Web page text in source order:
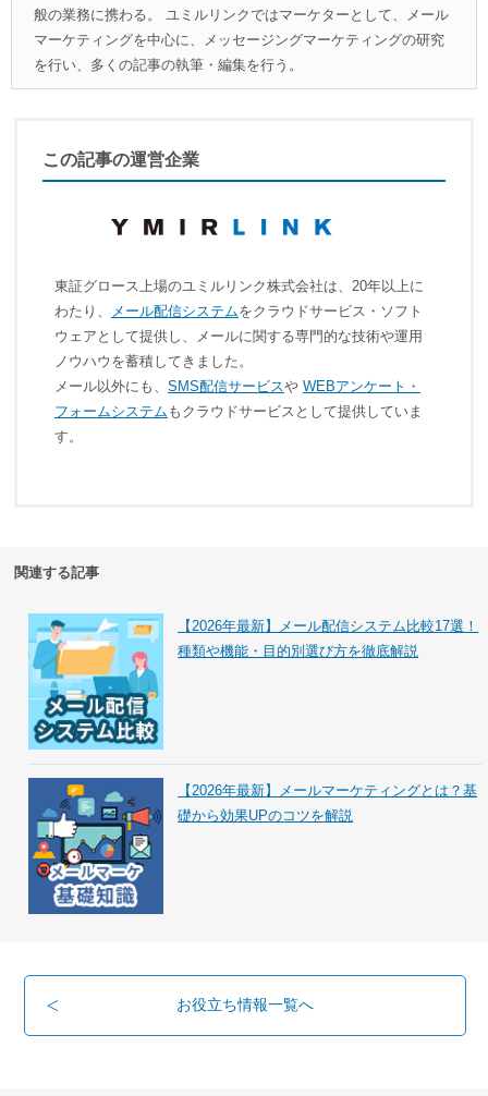
般の業務に携わる。 ユミルリンクではマーケターとして、メール
マーケティングを中心に、メッセージングマーケティングの研究
を行い、多くの記事の執筆・編集を行う。
この記事の運営企業
東証グロース上場のユミルリンク株式会社は、20年以上に
わたり、
メール配信システムをクラウドサービス・ソフト
ウェアとして提供し、メールに関する専門的な技術や運用
ノウハウを蓄積してきました。
メール以外にも、 SMS配信サービスや WEBアンケート・
フォームシステム もクラウドサービスとして提供していま
す。
関連する記事
【2026年最新】メール配信システム比較17選！
種類や機能・目的別選び方を徹底解説
【2026年最新】メールマーケティングとは？基
礎から効果UPのコツを解説
お役立ち情報一覧へ